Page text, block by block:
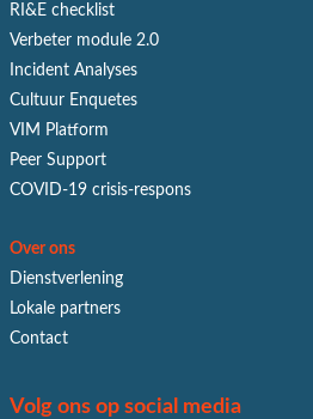
RI&E checklist
Verbeter module 2.0
Incident Analyses
Cultuur Enquetes
VIM Platform
Peer Support
COVID-19 crisis-respons
Over ons
Dienstverlening
Lokale partners
Contact
Volg ons op social media